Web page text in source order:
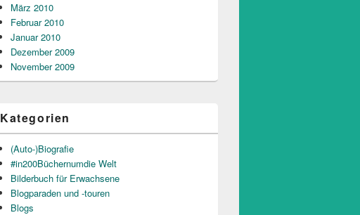
März 2010
Februar 2010
Januar 2010
Dezember 2009
November 2009
Kategorien
(Auto-)Biografie
#in200Büchernumdie Welt
Bilderbuch für Erwachsene
Blogparaden und -touren
Blogs